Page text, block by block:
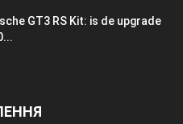
GT3 RS Kit: is de upgrade